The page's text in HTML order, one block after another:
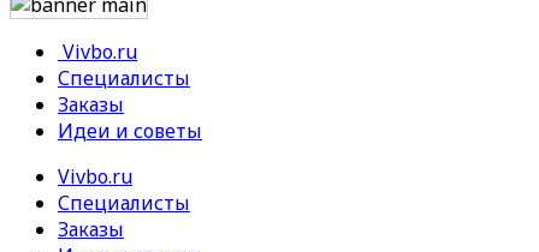
Vivbo.ru
Специалисты
Заказы
Идеи и советы
Vivbo.ru
Специалисты
Заказы